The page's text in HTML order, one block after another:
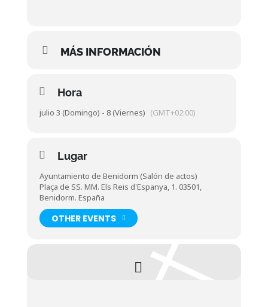
MÁS INFORMACIÓN
Hora
julio 3 (Domingo) - 8 (Viernes) (GMT+02:00)
Lugar
Ayuntamiento de Benidorm (Salón de actos)
Plaça de SS. MM. Els Reis d'Espanya, 1. 03501,
Benidorm. España
OTHER EVENTS